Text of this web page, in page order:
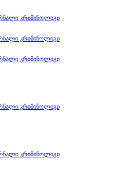
კრიმინოლიგი
კრიმინოლიგი
კრიმინოლიგი
კრიმინოლიგი
კრიმინოლიგი